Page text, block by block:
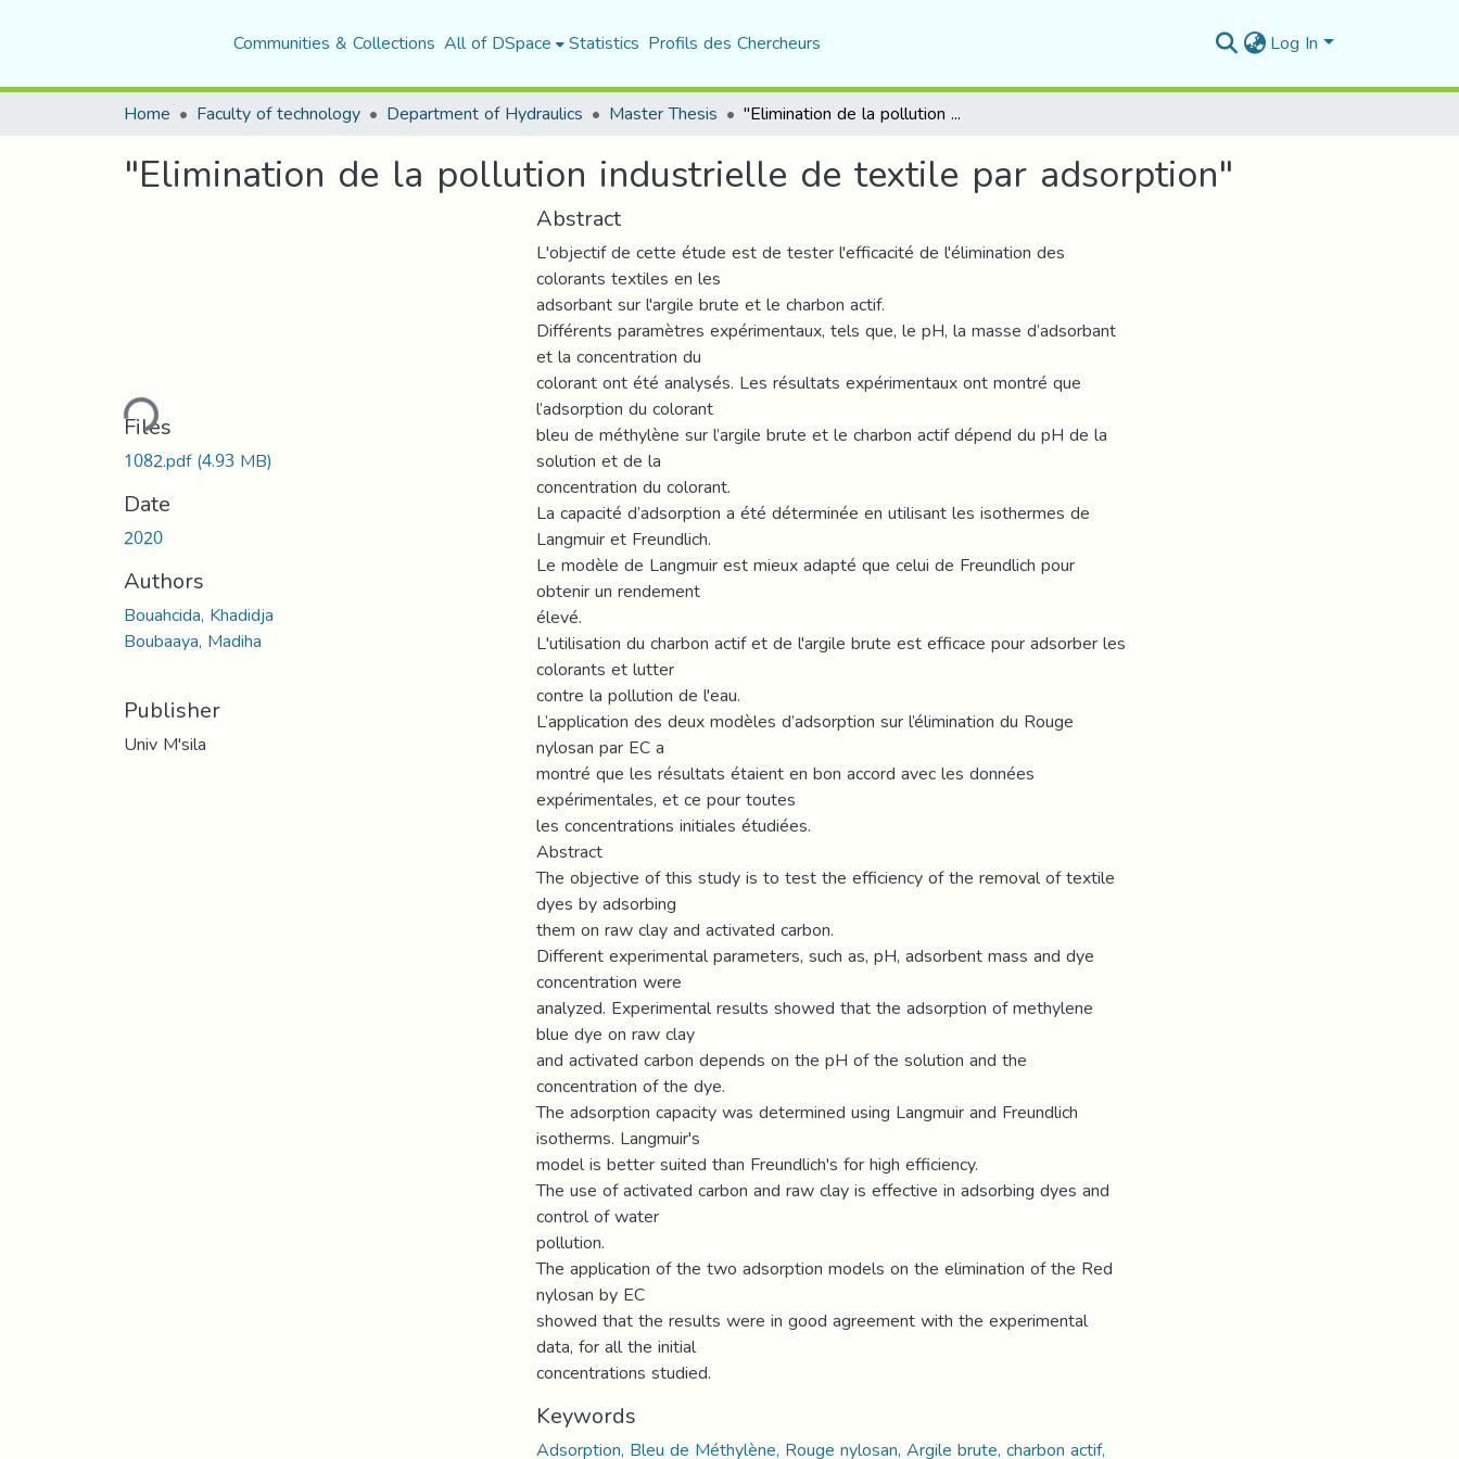
Communities & Collections All of DSpace Statistics Profils des Chercheurs Log In
Home Faculty of technology Department of Hydraulics Master Thesis "Elimination de la pollution industrielle de textile par adsorption"
"Elimination de la pollution industrielle de textile par adsorption"
Loading...
Files
1082.pdf(4.93 MB)
Date
2020
Authors
Bouahcida, Khadidja
Boubaaya, Madiha
Publisher
Univ M'sila
Abstract
L'objectif de cette étude est de tester l'efficacité de l'élimination des
colorants textiles en les
adsorbant sur l'argile brute et le charbon actif.
Différents paramètres expérimentaux, tels que, le pH, la masse d’adsorbant
et la concentration du
colorant ont été analysés. Les résultats expérimentaux ont montré que
l’adsorption du colorant
bleu de méthylène sur l’argile brute et le charbon actif dépend du pH de la
solution et de la
concentration du colorant.
La capacité d’adsorption a été déterminée en utilisant les isothermes de
Langmuir et Freundlich.
Le modèle de Langmuir est mieux adapté que celui de Freundlich pour
obtenir un rendement
élevé.
L'utilisation du charbon actif et de l'argile brute est efficace pour adsorber les
colorants et lutter
contre la pollution de l'eau.
L’application des deux modèles d’adsorption sur l’élimination du Rouge
nylosan par EC a
montré que les résultats étaient en bon accord avec les données
expérimentales, et ce pour toutes
les concentrations initiales étudiées.
Abstract
The objective of this study is to test the efficiency of the removal of textile
dyes by adsorbing
them on raw clay and activated carbon.
Different experimental parameters, such as, pH, adsorbent mass and dye
concentration were
analyzed. Experimental results showed that the adsorption of methylene
blue dye on raw clay
and activated carbon depends on the pH of the solution and the
concentration of the dye.
The adsorption capacity was determined using Langmuir and Freundlich
isotherms. Langmuir's
model is better suited than Freundlich's for high efficiency.
The use of activated carbon and raw clay is effective in adsorbing dyes and
control of water
pollution.
The application of the two adsorption models on the elimination of the Red
nylosan by EC
showed that the results were in good agreement with the experimental
data, for all the initial
concentrations studied.
Keywords
Adsorption, Bleu de Méthylène, Rouge nylosan, Argile brute, charbon actif,